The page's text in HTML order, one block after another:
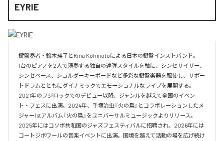
EYRIE
鍵盤奏者・鈴木瑛子とRina Kohmotoによる日本の鍵盤インストバンド。
1台のピアノを2人で演奏する独自の連弾スタイルを軸に、シンセサイザー、
シンセベース、ショルダーキーボードなど多彩な鍵盤楽器を駆使し、サポー
トドラムとともにダイナミックでエモーショナルなライブを展開する。
2021年のフジロックでのデビュー以降、ジャンルを越えて全国のイベン
ト・フェスに出演。2024年、手塚治虫『火の鳥』とコラボレーションしたメ
ジャー1stアルバム『火の鳥』をユニバーサルミュージックよりリリース。
2025年にはコソボ共和国のジャズフェスティバルに招聘され、2026年には
コートジボワールの音楽イベントに出演。国境を越えて活動の場を広げ続け